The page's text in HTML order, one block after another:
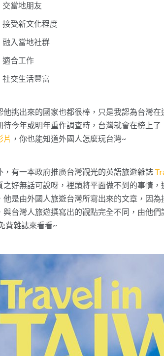
交當地朋友
接受新文化程度
融入當地社群
適合工作
社交生活豐富
他挑出來的國家也都很棒，只是我認為台灣
待今年或明年重作調查時，台灣就會在榜上
片 ，你也能知道外國人怎麼玩台灣~
，有一本政府推廣台灣觀光的英語旅遊雜誌
之好無話可說呀，裡頭將平面做不到的事情
他是由外國人旅遊台灣所寫出來的文章，因
與台灣人旅遊撰寫出的觀點完全不同，由他
費雜誌來看看~